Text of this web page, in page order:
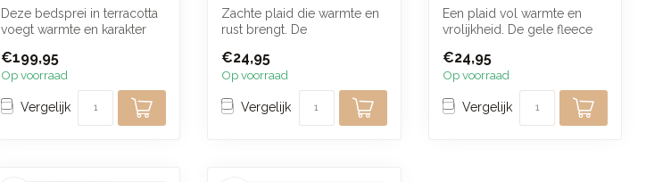
Deze bedsprei in terracotta
voegt warmte en karakter
€199,95
Op voorraad
Vergelijk
Zachte plaid die warmte en
rust brengt. De
heerlijk za...
€24,95
Op voorraad
Vergelijk
Een plaid vol warmte en
vrolijkheid. De gele fleece
en...
€24,95
Op voorraad
Vergelijk